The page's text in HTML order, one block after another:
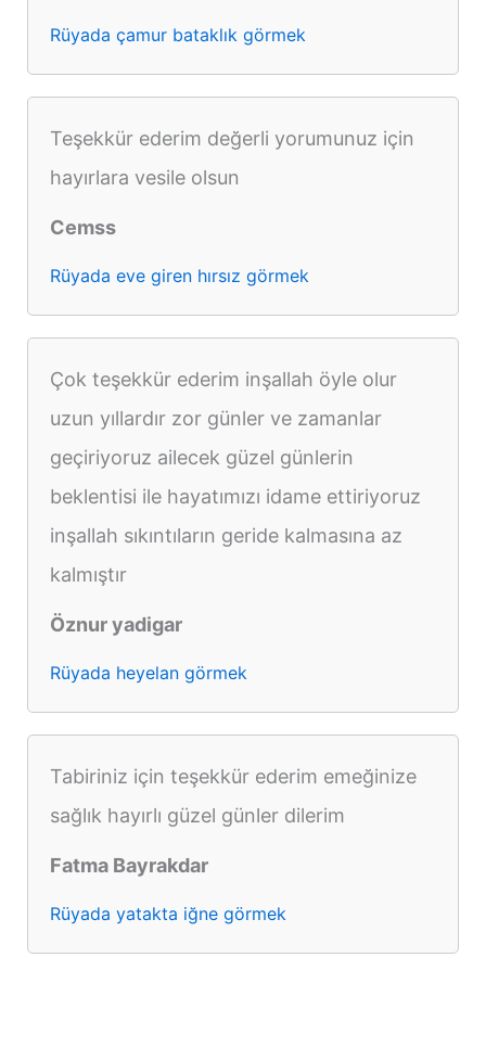
Rüyada çamur bataklık görmek
Teşekkür ederim değerli yorumunuz için
hayırlara vesile olsun
Cemss
Rüyada eve giren hırsız görmek
Çok teşekkür ederim inşallah öyle olur
uzun yıllardır zor günler ve zamanlar
geçiriyoruz ailecek güzel günlerin
beklentisi ile hayatımızı idame ettiriyoruz
inşallah sıkıntıların geride kalmasına az
kalmıştır
Öznur yadigar
Rüyada heyelan görmek
Tabiriniz için teşekkür ederim emeğinize
sağlık hayırlı güzel günler dilerim
Fatma Bayrakdar
Rüyada yatakta iğne görmek